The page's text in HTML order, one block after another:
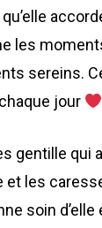
les
sereins.
jour
gentille qui
les
soin